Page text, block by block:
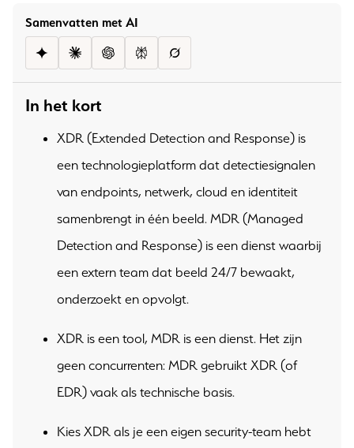
Samenvatten met AI
In het kort
XDR (Extended Detection and Response) is
een technologieplatform dat detectiesignalen
van endpoints, netwerk, cloud en identiteit
samenbrengt in één beeld. MDR (Managed
Detection and Response) is een dienst waarbij
een extern team dat beeld 24/7 bewaakt,
onderzoekt en opvolgt.
XDR is een tool, MDR is een dienst. Het zijn
geen concurrenten: MDR gebruikt XDR (of
EDR) vaak als technische basis.
Kies XDR als je een eigen security-team hebt